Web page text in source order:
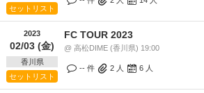
セットリスト
2023
02/03 (金)
香川県
セットリスト
FC TOUR 2023
@ 高松DIME (香川県) 19:00
-- 件 2 人 6 人